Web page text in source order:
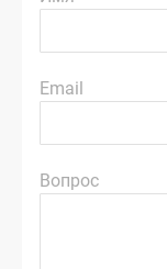
Email
Вопрос